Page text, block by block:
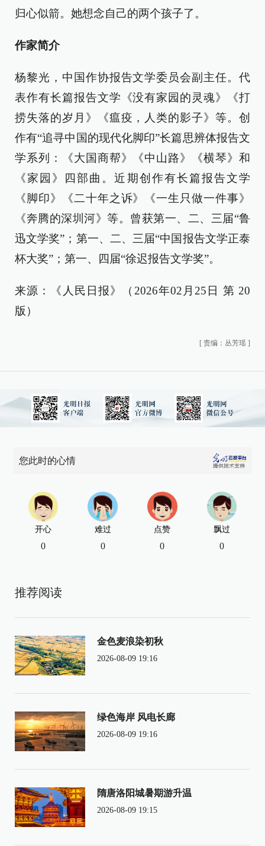
归心似箭。她想念自己的两个孩子了。
作家简介
杨黎光，中国作协报告文学委员会副主任。代
表作有长篇报告文学《没有家园的灵魂》《打
捞失落的岁月》《瘟疫，人类的影子》等。创
作有“追寻中国的现代化脚印”长篇思辨体报告文
学系列：《大国商帮》《中山路》《横琴》和
《家园》四部曲。近期创作有长篇报告文学
《脚印》《二十年之诉》《一生只做一件事》
《奔腾的深圳河》等。曾获第一、二、三届“鲁
迅文学奖”；第一、二、三届“中国报告文学正泰
杯大奖”；第一、四届“徐迟报告文学奖”。
来源：《人民日报》（2026年02月25日 第 20
版）
[ 责编：丛芳瑶 ]
您此时的心情
开心
0
难过
0
点赞
0
飘过
0
推荐阅读
金色麦浪染初秋
2026-08-09 19:16
绿色海岸 风电长廊
2026-08-09 19:16
隋唐洛阳城暑期游升温
2026-08-09 19:15